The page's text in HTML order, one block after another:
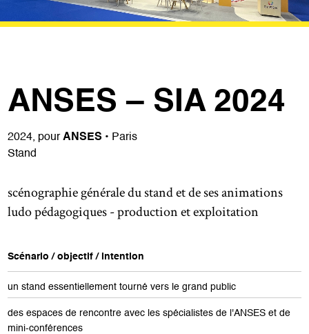
ANSES – SIA 2024
2024, pourANSES • Paris
Stand
scénographie générale du stand et de ses animations
ludo pédagogiques - production et exploitation
Scénario / objectif / intention
un stand essentiellement tourné vers le grand public
des espaces de rencontre avec les spécialistes de l'ANSES et de
mini-conférences